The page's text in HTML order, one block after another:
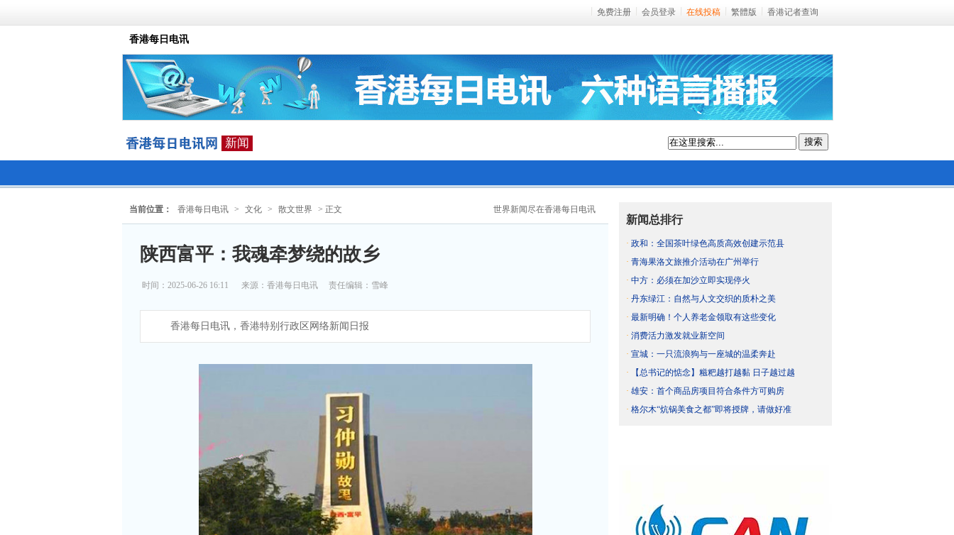
免费注册 会员登录 在线投稿 繁體版 香港记者查询
香港每日电讯
新闻 搜索
世界新闻尽在香港每日电讯
当前位置： 香港每日电讯 > 文化 > 散文世界 > 正文
陕西富平：我魂牵梦绕的故乡
时间：2025-06-26 16:11 来源： 香港每日电讯 责任编辑：雪峰
香港每日电讯，香港特别行政区网络新闻日报
新闻总排行
· 政和：全国茶叶绿色高质高效创建示范县
· 青海果洛文旅推介活动在广州举行
· 中方：必须在加沙立即实现停火
· 丹东绿江：自然与人文交织的质朴之美
· 最新明确！个人养老金领取有这些变化
· 消费活力激发就业新空间
· 宣城：一只流浪狗与一座城的温柔奔赴
·
【总书记的惦念】糍粑越打越黏 日子越过越
· 雄安：首个商品房项目符合条件方可购房
· 格尔木“炕锅美食之都”即将授牌，请做好准